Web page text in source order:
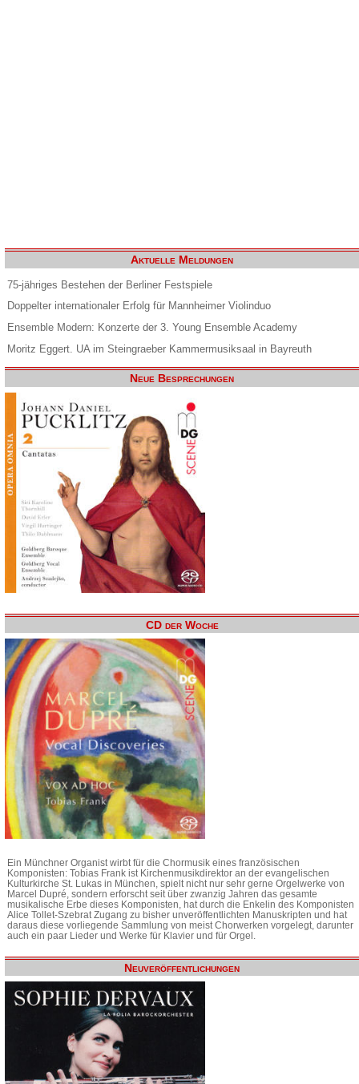
Aktuelle Meldungen
75-jähriges Bestehen der Berliner Festspiele
Doppelter internationaler Erfolg für Mannheimer Violinduo
Ensemble Modern: Konzerte der 3. Young Ensemble Academy
Moritz Eggert. UA im Steingraeber Kammermusiksaal in Bayreuth
Neue Besprechungen
CD der Woche
Ein Münchner Organist wirbt für die Chormusik eines französischen
Komponisten: Tobias Frank ist Kirchenmusikdirektor an der evangelischen
Kulturkirche St. Lukas in München, spielt nicht nur sehr gerne Orgelwerke von
Marcel Dupré, sondern erforscht seit über zwanzig Jahren das gesamte
musikalische Erbe dieses Komponisten, hat durch die Enkelin des Komponisten
Alice Tollet-Szebrat Zugang zu bisher unveröffentlichten Manuskripten und hat
daraus diese vorliegende Sammlung von meist Chorwerken vorgelegt, darunter
auch ein paar Lieder und Werke für Klavier und für Orgel.
Neuveröffentlichungen